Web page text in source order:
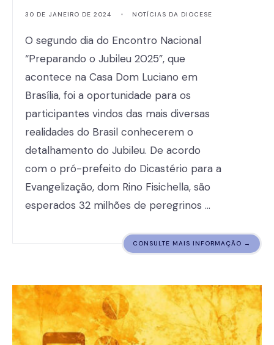
30 DE JANEIRO DE 2024 • NOTÍCIAS DA DIOCESE
O segundo dia do Encontro Nacional
“Preparando o Jubileu 2025”, que
acontece na Casa Dom Luciano em
Brasília, foi a oportunidade para os
participantes vindos das mais diversas
realidades do Brasil conhecerem o
detalhamento do Jubileu. De acordo
com o pró-prefeito do Dicastério para a
Evangelização, dom Rino Fisichella, são
esperados 32 milhões de peregrinos …
CONSULTE MAIS INFORMAÇÃO →